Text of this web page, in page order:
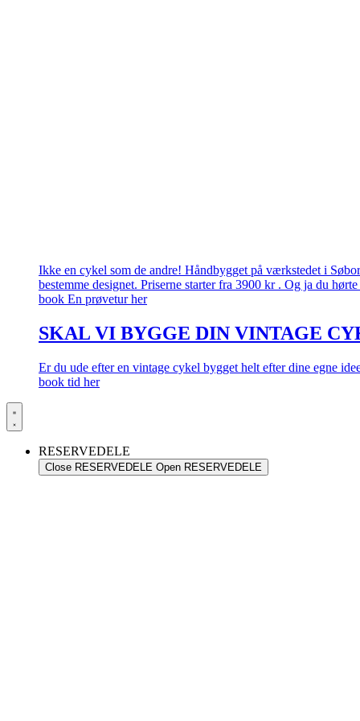
Ikke en cykel som de andre! Håndbygget på værkstedet i
bestemme designet. Priserne starter fra 3900 kr . Og ja du
book En prøvetur her
SKAL VI BYGGE DIN VINTAGE
Er du ude efter en vintage cykel bygget helt efter dine egne
book tid her
RESERVEDELE
Close RESERVEDELE Open RESERVEDELE